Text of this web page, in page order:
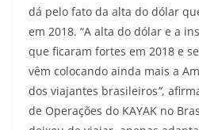
dá pelo fato da alta do dólar
em 2018. “A alta do dólar e a
que ficaram fortes em 2018 e
vêm colocando ainda mais a
dos viajantes brasileiros”,
de Operações do KAYAK no